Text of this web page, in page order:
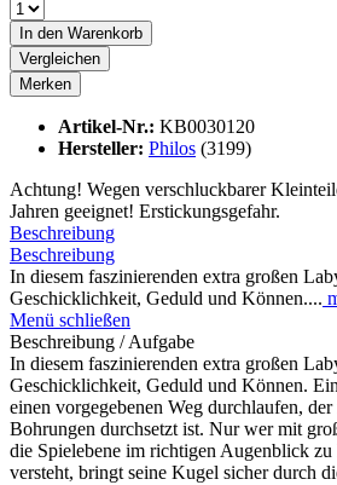
In den Warenkorb
Vergleichen
Merken
Artikel-Nr.: KB0030120
Hersteller: Philos (3199)
Achtung! Wegen verschluckbarer
Jahren geeignet! Erstickungsgefahr.
Beschreibung
Beschreibung
In diesem faszinierenden extra großen
Geschicklichkeit, Geduld und Können....
Menü schließen
Beschreibung / Aufgabe
In diesem faszinierenden extra großen
Geschicklichkeit, Geduld und Können.
einen vorgegebenen Weg durchlaufen,
Bohrungen durchsetzt ist. Nur wer mit
die Spielebene im richtigen Augenblick zu
versteht, bringt seine Kugel sicher durch